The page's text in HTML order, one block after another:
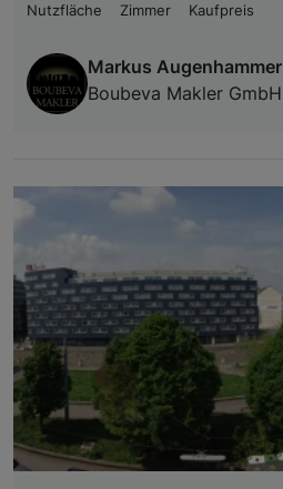
Nutzfläche
Zimmer Kaufpreis
Markus Augenhammer
Boubeva Makler GmbH